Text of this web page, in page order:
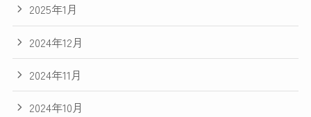
2025年1月
2024年12月
2024年11月
2024年10月